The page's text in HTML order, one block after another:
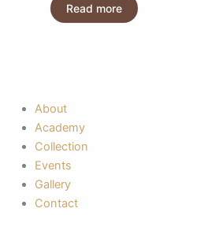
Read more
About
Academy
Collection
Events
Gallery
Contact